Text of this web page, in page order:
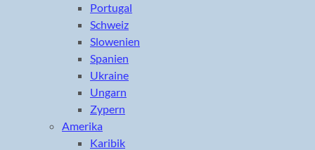
Portugal
Schweiz
Slowenien
Spanien
Ukraine
Ungarn
Zypern
Amerika
Karibik